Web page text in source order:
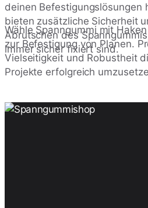
deinen Befestigungslösungen
bieten zusätzliche Sicherheit
Abrutschen des
immer sicher fixiert sind.
Wähle Spanngummi mit
zur Befestigung von Planen.
Vielseitigkeit und Robustheit
Projekte erfolgreich